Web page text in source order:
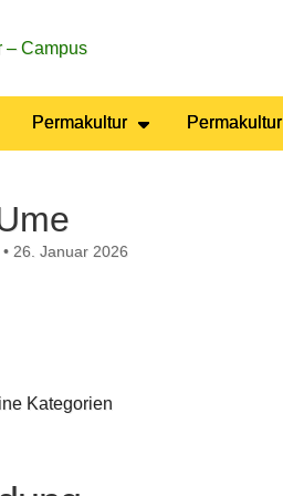
Permakultur
• 26. Januar 2026
Kategorien